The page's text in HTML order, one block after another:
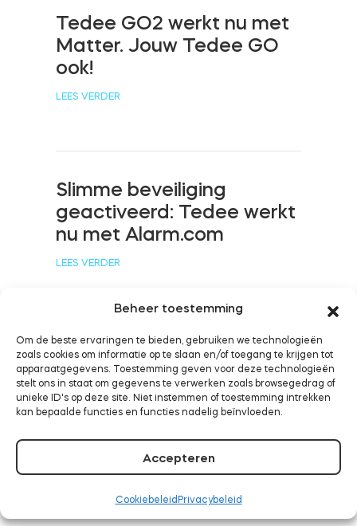
Beheer toestemming
Om de beste ervaringen te bieden, gebruiken we technologieën
zoals cookies om informatie op te slaan en/of toegang te krijgen tot
apparaatgegevens. Toestemming geven voor deze technologieën
stelt ons in staat om gegevens te verwerken zoals browsegedrag of
unieke ID's op deze site. Niet instemmen of toestemming intrekken
kan bepaalde functies en functies nadelig beïnvloeden.
Accepteren
Cookiebeleid Privacybeleid
Tedee Keypad PRO
Tedee Biometric Module
BleBox Smart Relais Module
Tedee GO2
Nu kopen
Tedee GO2 werkt nu met
Matter. Jouw Tedee GO
ook!
LEES VERDER
Slimme beveiliging
geactiveerd: Tedee werkt
nu met Alarm.com
LEES VERDER
Tedee werkt nu met
Samsung SmartThings
LEES VERDER